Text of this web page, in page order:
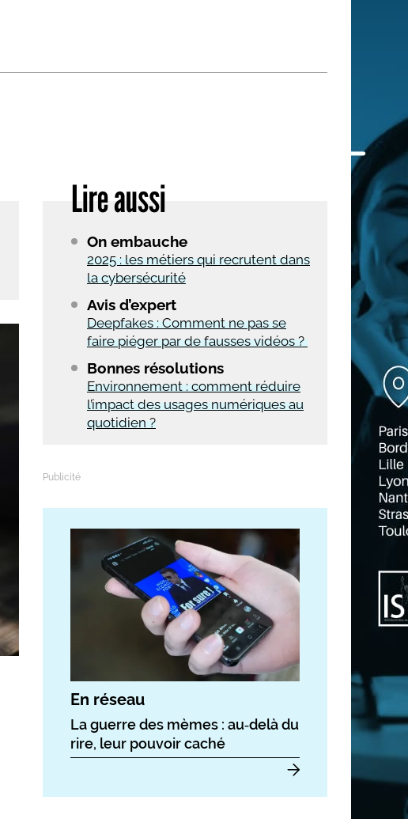
Ses démarches
Découvrir le monde
Lire aussi
On embauche
2025 : les métiers qui recrutent dans
la cybersécurité
Avis d’expert
Deepfakes : Comment ne pas se
faire piéger par de fausses vidéos ?
Bonnes résolutions
Environnement : comment réduire
l’impact des usages numériques au
quotidien ?
En réseau
La guerre des mèmes : au‑delà du
rire, leur pouvoir caché